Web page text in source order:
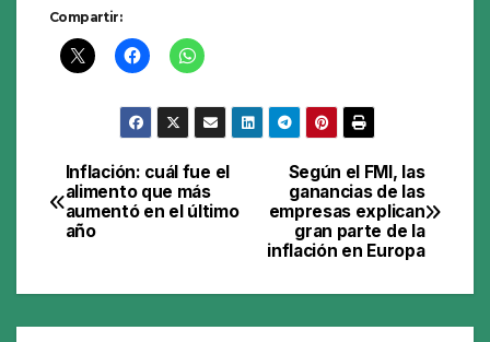
Compartir:
Navegación
de
Según el FMI, las
ganancias de las
empresas explican
gran parte de la
inflación en Europa
Inflación: cuál fue el
alimento que más
aumentó en el último
año